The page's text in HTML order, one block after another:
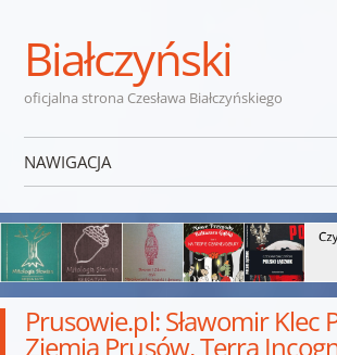
Białczyński
oficjalna strona Czesława Białczyńskiego
NAWIGACJA
Prusowie.pl: Sławomir Klec
Ziemia Prusów, Terra